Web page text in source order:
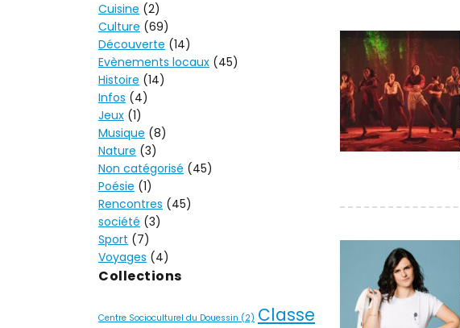
Cuisine (2)
Culture (69)
Découverte (14)
Evènements locaux (45)
Histoire (14)
Infos (4)
Jeux (1)
Musique (8)
Nature (3)
Non catégorisé (45)
Poésie (1)
Rencontres (45)
société (3)
Sport (7)
Voyages (4)
Collections
Centre Socioculturel du Douessin (2) Classe